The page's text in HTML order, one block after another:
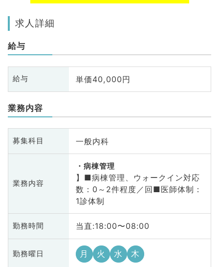
求人詳細
給与
給与 単価40,000円
業務内容
募集科目 一般内科
業務内容
病棟管理
】■病棟管理、ウォークイン対応
数：0～2件程度／回■医師体制：
1診体制
勤務時間 当直:18:00〜08:00
勤務曜日 月 火 水 木